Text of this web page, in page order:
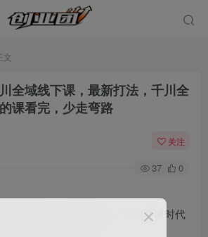
文
全域线下课，最新打法，千川全
课看完，少走弯路
关注
37 0